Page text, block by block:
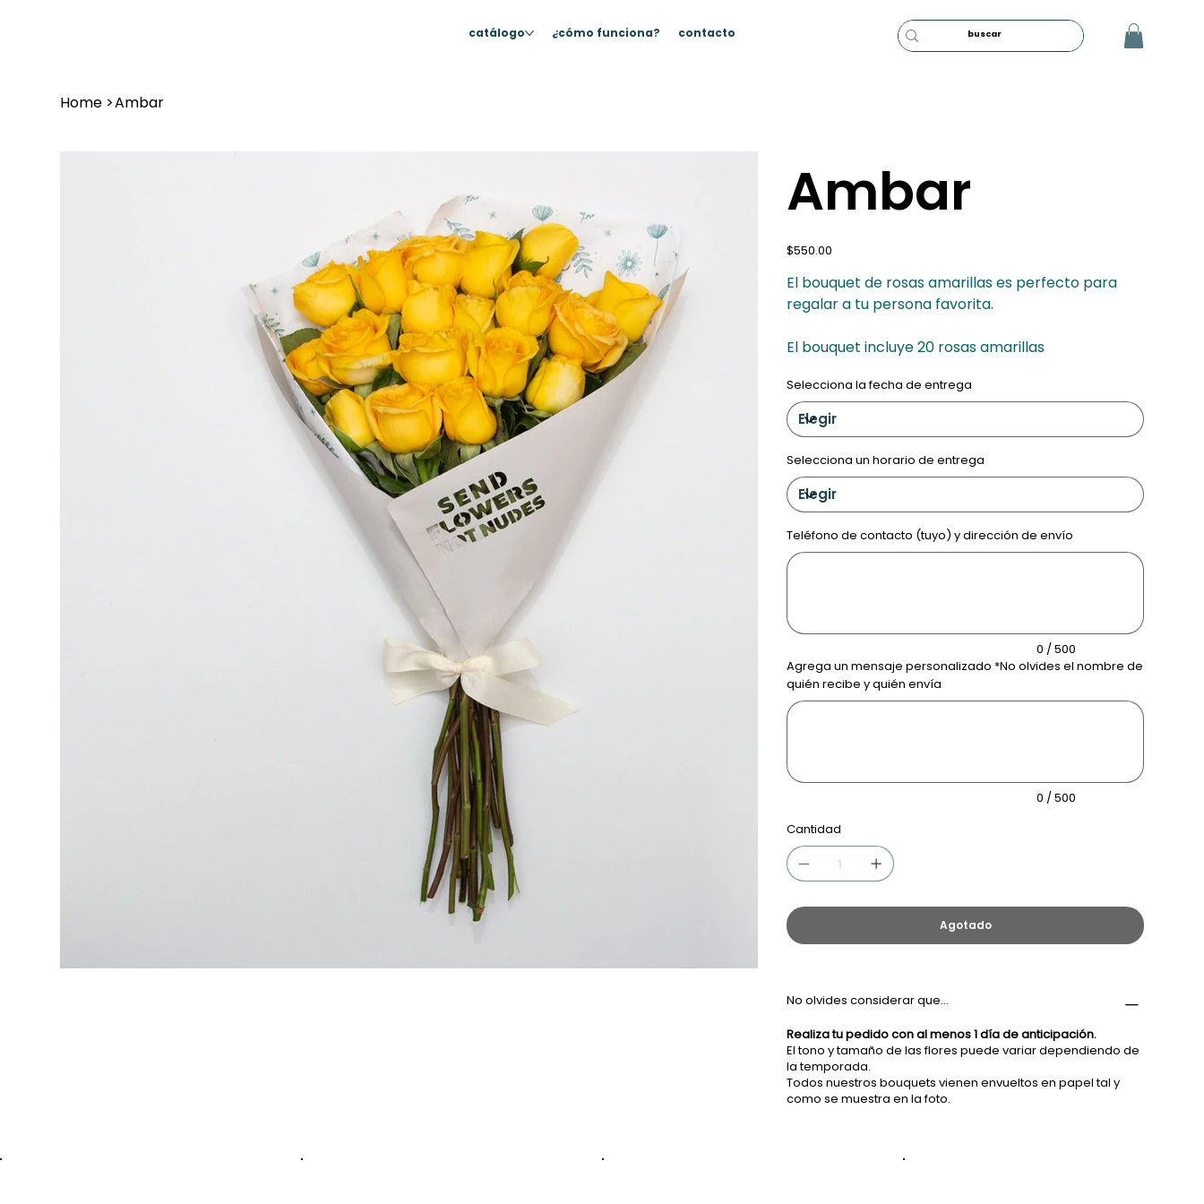
catálogo ¿cómo funciona? contacto
Home >Ambar
Ambar
Precio
$550.00
El bouquet de rosas amarillas es perfecto para
regalar a tu persona favorita.
El bouquet incluye 20 rosas amarillas
Selecciona la fecha de entrega
Selecciona un horario de entrega
Teléfono de contacto (tuyo) y dirección de envío
500
caracteres.
0 / 500
Agrega un mensaje personalizado *No olvides el nombre de
quién recibe y quién envía
500
caracteres.
0 / 500
Cantidad
Agotado
No olvides considerar que...
Realiza tu pedido con al menos 1 día de anticipación.
El tono y tamaño de las flores puede variar dependiendo de
la temporada.
Todos nuestros bouquets vienen envueltos en papel tal y
como se muestra en la foto.